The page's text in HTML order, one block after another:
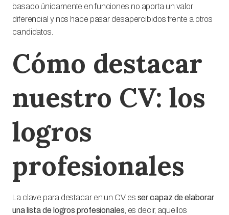
basado únicamente en funciones no aporta un valor
diferencial y nos hace pasar desapercibidos frente a otros
candidatos.
Cómo destacar
nuestro CV: los
logros
profesionales
La clave para destacar en un CV es ser capaz de elaborar
una lista de logros profesionales , es decir, aquellos